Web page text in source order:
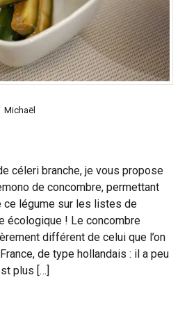
Michaël
céleri branche, je vous propose
de concombre, permettant
ce légume sur les listes de
écologique ! Le concombre
différent de celui que l’on
de type hollandais : il a peu
plus […]